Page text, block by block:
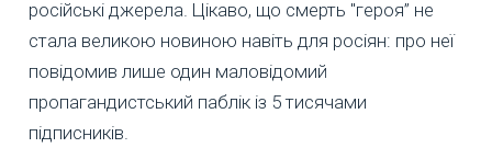
російські джерела. Цікаво, що смерть "героя” не
стала великою новиною навіть для росіян: про неї
повідомив лише один маловідомий
пропагандистський паблік із 5 тисячами
підписників.